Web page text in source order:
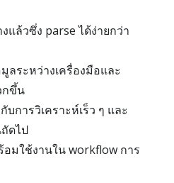
แล้วซึ่ง parse ได้ง่ายกว่า
ลระหว่างเครื่องมือและ
กขึ้น
การวิเคราะห์เร็ว ๆ และ
ดไป
มใช้งานใน workflow การ